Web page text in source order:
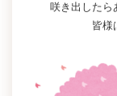
咲き出したら
皆様